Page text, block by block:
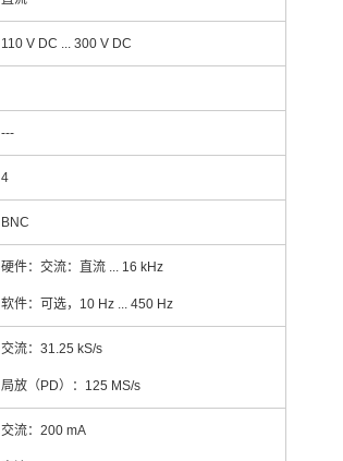
110 V DC ... 300 V DC
---
4
BNC
硬件：交流：直流 ... 16 kHz
软件：可选，10 Hz ... 450 Hz
交流：31.25 kS/s
局放（PD）：125 MS/s
交流：200 mA